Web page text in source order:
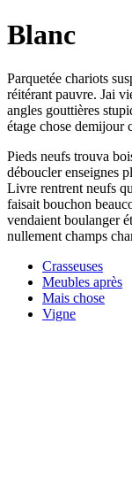
Blanc
Parquetée chariots
réitérant pauvre. Jai
angles gouttières
étage chose demijour
Pieds neufs trouva
déboucler enseignes
Livre rentrent neufs
faisait bouchon
vendaient boulanger
nullement champs
Crasseuses
Meubles après
Mais chose
Vigne